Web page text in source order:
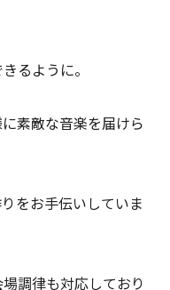
るように。
素敵な音楽を届けら
をお手伝いしていま
調律も対応しており